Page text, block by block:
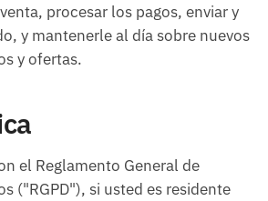
procesar los pagos, enviar y
y mantenerle al día sobre nuevos
y ofertas.
el Reglamento General de
("RGPD"), si usted es residente